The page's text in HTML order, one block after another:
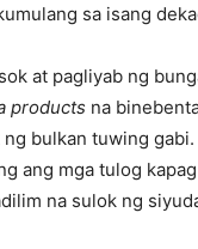
sa isang
at pagliyab ng
products na
bulkan tuwing
ang mga tulog
na sulok ng